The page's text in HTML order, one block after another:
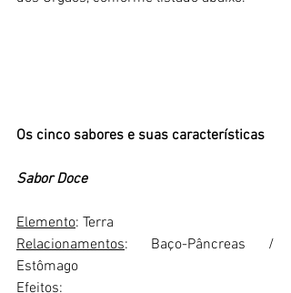
Os cinco sabores e suas características
Sabor Doce
Elemento: Terra
Relacionamentos: Baço-Pâncreas /
Estômago
Efeitos: